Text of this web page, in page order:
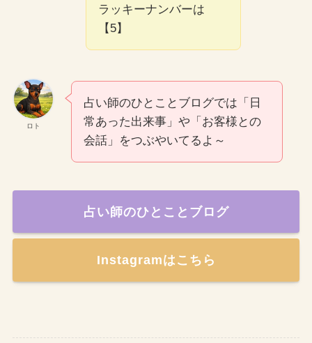
ラッキーナンバーは
【5】
ロト
占い師のひとことブログでは「日
常あった出来事」や「お客様との
会話」をつぶやいてるよ～
占い師のひとことブログ
Instagramはこちら